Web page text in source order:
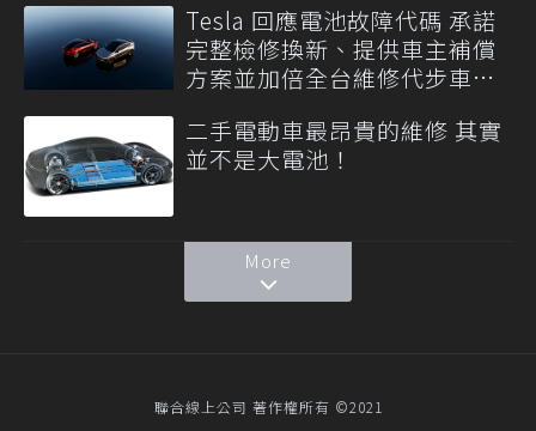
Tesla 回應電池故障代碼 承諾
完整檢修換新、提供車主補償
方案並加倍全台維修代步車數
二手電動車最昂貴的維修 其實
並不是大電池！
More
聯合線上公司 著作權所有 ©2021